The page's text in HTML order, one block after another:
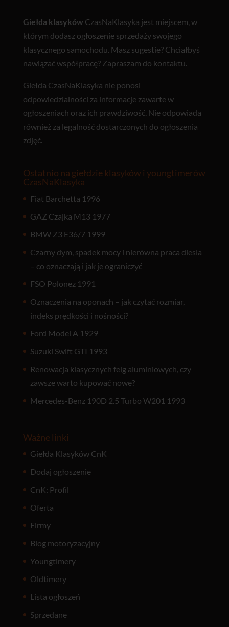
Giełda klasyków CzasNaKlasyka jest miejscem, w
którym dodasz ogłoszenie sprzedaży swojego
klasycznego samochodu. Masz sugestie? Chciałbyś
nawiązać współpracę? Zapraszam do kontaktu
Giełda CzasNaKlasyka nie ponosi
odpowiedzialności za informacje zawarte w
ogłoszeniach oraz ich prawdziwość. Nie odpowiada
również za legalność dostarczonych do ogłoszenia
zdjęć.
Ostatnio na giełdzie klasyków i youngtimerów
CzasNaKlasyka
Fiat Barchetta 1996
GAZ Czajka M13 1977
BMW Z3 E36/7 1999
Czarny dym, spadek mocy i nierówna praca diesla
– co oznaczają i jak je ograniczyć
FSO Polonez 1991
Oznaczenia na oponach – jak czytać rozmiar,
indeks prędkości i nośności?
Ford Model A 1929
Suzuki Swift GTI 1993
Renowacja klasycznych felg aluminiowych, czy
zawsze warto kupować nowe?
Mercedes-Benz 190D 2.5 Turbo W201 1993
Ważne linki
Giełda Klasyków CnK
Dodaj ogłoszenie
CnK: Profil
Oferta
Firmy
Blog motoryzacyjny
Youngtimery
Oldtimery
Lista ogłoszeń
Sprzedane